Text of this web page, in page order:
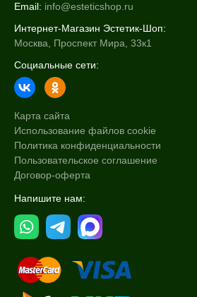
Email: info@esteticshop.ru
Интернет-Магазин Эстетик-Шоп:
Москва, Проспект Мира, 33к1
Социальные сети:
Карта сайта
Использование файлов cookie
Политика конфиденциальности
Пользовательское соглашение
Договор-оферта
Напишите нам: